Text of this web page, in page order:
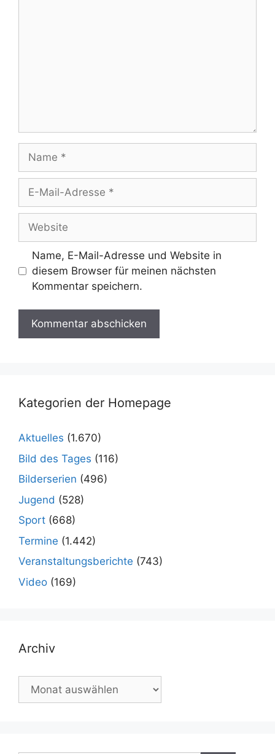
Mail-
Adresse
Name, E-Mail-Adresse und Website in
diesem Browser für meinen nächsten
Kommentar speichern.
Kategorien der Homepage
Aktuelles (1.670)
Bild des Tages (116)
Bilderserien (496)
Jugend (528)
Sport (668)
Termine (1.442)
Veranstaltungsberichte (743)
Video (169)
Archiv
Archiv